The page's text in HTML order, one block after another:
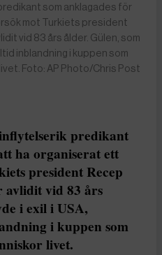
som anklagades för
mot Turkiets president
vid 83 års ålder. Gülen, som
inblandning i kuppen som
Foto: AP Photo/Chris Post
predikant
ha organiserat ett
president Recep
vid 83 års
i exil i USA,
i kuppen som
livet.